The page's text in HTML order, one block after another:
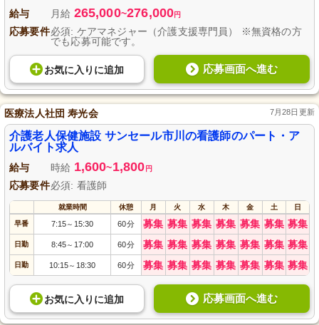
給与 月給 265,000~276,000円
応募要件必須: ケアマネジャー（介護支援専門員） ※無資格の方
でも応募可能です。
お気に入り に追加 応募画面へ進む
医療法人社団 寿光会 7月28日更新
介護老人保健施設 サンセール市川の看護師のパート・ア
ルバイト求人
給与 時給 1,600~1,800 円
応募要件必須: 看護師
就業時間 休憩 月 火 水 木 金 土 日
早番 7:15～ 15:30 60分 募集 募集 募集 募集 募集 募集 募集
日勤 8:45～ 17:00 60分 募集 募集 募集 募集 募集 募集 募集
日勤 10:15～ 18:30 60分 募集 募集 募集 募集 募集 募集 募集
お気に入り に追加 応募画面へ進む